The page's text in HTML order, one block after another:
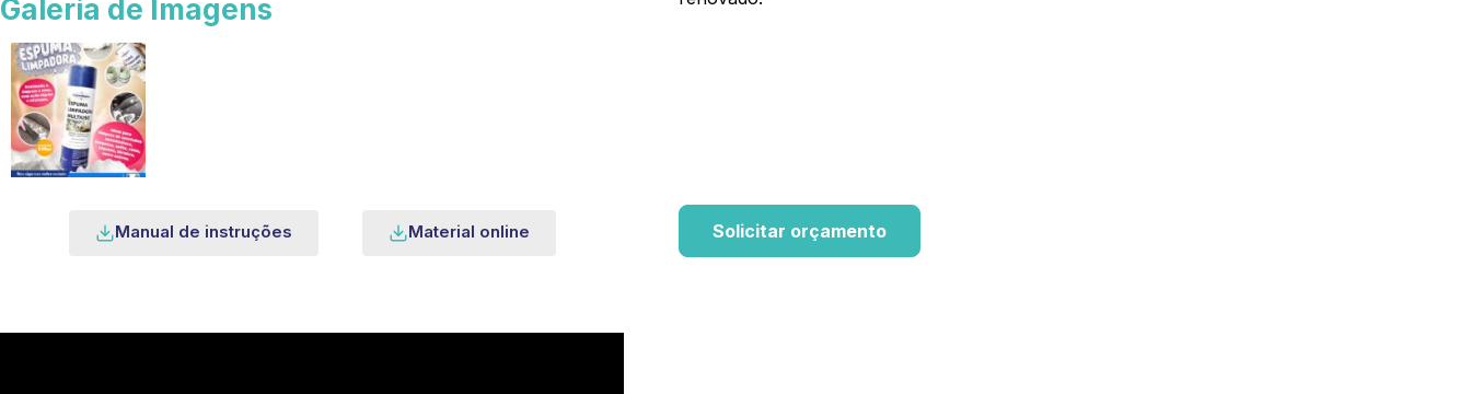
Galeria de Imagens
Manual de instruções Material online Solicitar orçamento